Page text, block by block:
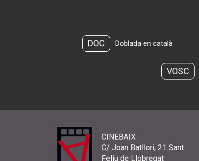
DOC Doblada en català
VOSC
CINEBAIX
C/ Joan Batllori, 21 Sant
Feliu de Llobregat